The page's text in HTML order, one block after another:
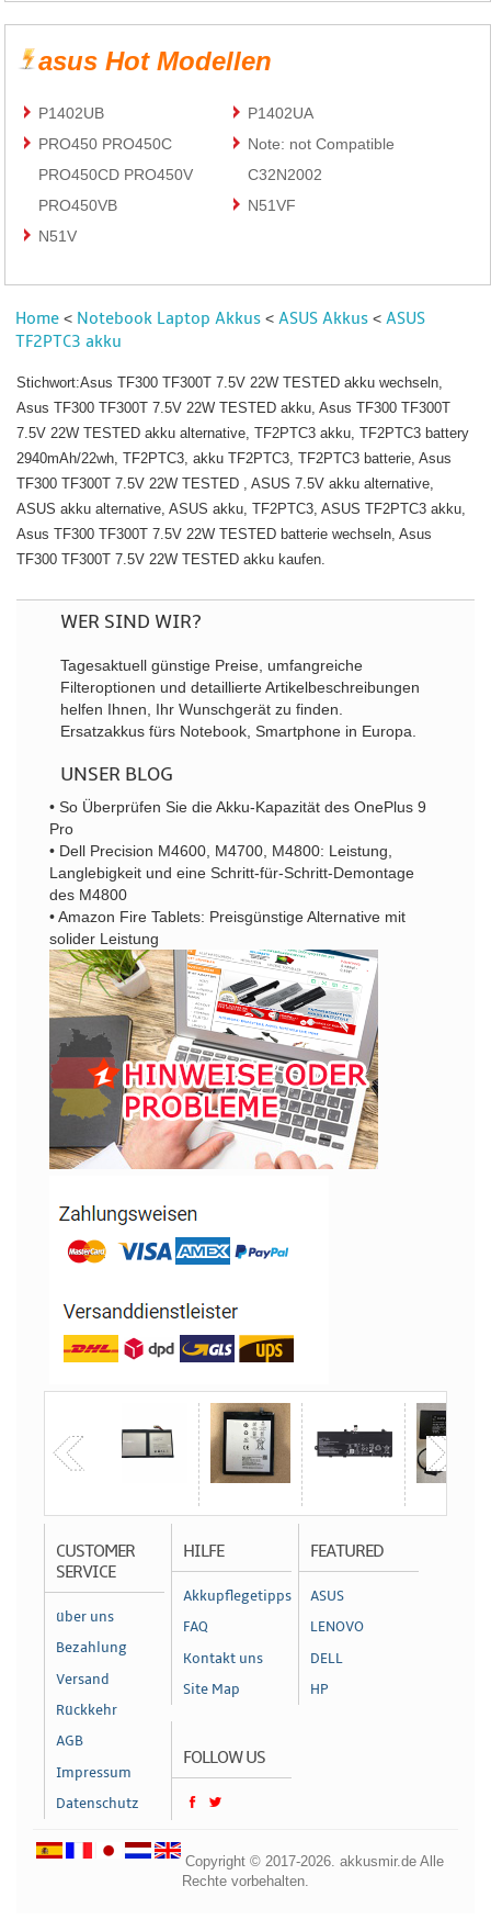
asus Hot Modellen
P1402UB
P1402UA
PRO450 PRO450C
PRO450CD PRO450V
PRO450VB
Note: not Compatible
C32N2002
N51VF
N51V
Home < Notebook Laptop Akkus < ASUS Akkus < ASUS
TF2PTC3 akku
Stichwort:Asus TF300 TF300T 7.5V 22W TESTED akku wechseln,
Asus TF300 TF300T 7.5V 22W TESTED akku, Asus TF300 TF300T
7.5V 22W TESTED akku alternative, TF2PTC3 akku, TF2PTC3 battery
2940mAh/22wh, TF2PTC3, akku TF2PTC3, TF2PTC3 batterie, Asus
TF300 TF300T 7.5V 22W TESTED , ASUS 7.5V akku alternative,
ASUS akku alternative, ASUS akku, TF2PTC3, ASUS TF2PTC3 akku,
Asus TF300 TF300T 7.5V 22W TESTED batterie wechseln, Asus
TF300 TF300T 7.5V 22W TESTED akku kaufen.
WER SIND WIR?
Tagesaktuell günstige Preise, umfangreiche
Filteroptionen und detaillierte Artikelbeschreibungen
helfen Ihnen, Ihr Wunschgerät zu finden.
Ersatzakkus fürs Notebook, Smartphone in Europa.
UNSER BLOG
• So Überprüfen Sie die Akku-Kapazität des OnePlus 9
Pro
• Dell Precision M4600, M4700, M4800: Leistung,
Langlebigkeit und eine Schritt-für-Schritt-Demontage
des M4800
• Amazon Fire Tablets: Preisgünstige Alternative mit
solider Leistung
CUSTOMER
SERVICE
über uns
Bezahlung
Versand
Rückkehr
AGB
Impressum
Datenschutz
HILFE
Akkupflegetipps
FAQ
Kontakt uns
Site Map
FEATURED
ASUS
LENOVO
DELL
HP
FOLLOW US
Copyright © 2017-2026. akkusmir.de Alle
Rechte vorbehalten.